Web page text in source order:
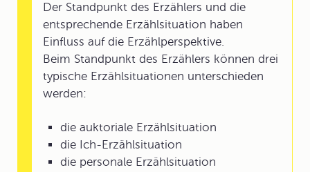
Der Standpunkt des Erzählers und die
entsprechende Erzählsituation haben
Einfluss auf die Erzählperspektive.
Beim Standpunkt des Erzählers können drei
typische Erzählsituationen unterschieden
werden:
die auktoriale Erzählsituation
die Ich-Erzählsituation
die personale Erzählsituation